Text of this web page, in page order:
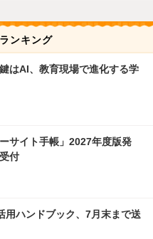
ンキング
はAI、教育現場で進化する学
サイト手帳」2027年度版発
付
用ハンドブック、7月末まで送